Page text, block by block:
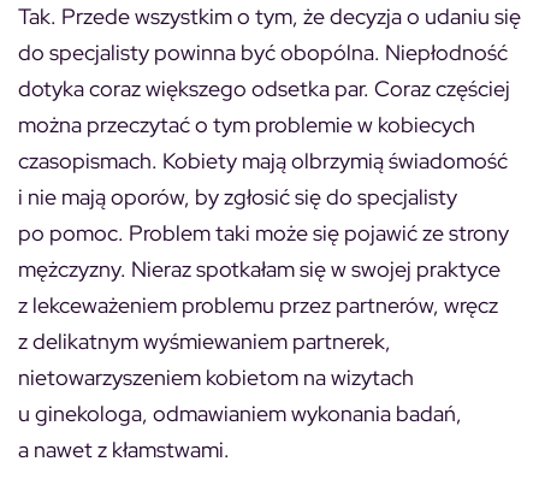
Tak. Przede wszystkim o tym, że decyzja o udaniu się
do specjalisty powinna być obopólna. Niepłodność
dotyka coraz większego odsetka par. Coraz częściej
można przeczytać o tym problemie w kobiecych
czasopismach. Kobiety mają olbrzymią świadomość
i nie mają oporów, by zgłosić się do specjalisty
po pomoc. Problem taki może się pojawić ze strony
mężczyzny. Nieraz spotkałam się w swojej praktyce
z lekceważeniem problemu przez partnerów, wręcz
z delikatnym wyśmiewaniem partnerek,
nietowarzyszeniem kobietom na wizytach
u ginekologa, odmawianiem wykonania badań,
a nawet z kłamstwami.